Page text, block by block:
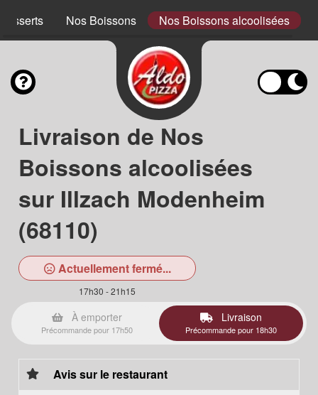
Nos Boissons Nos Boissons alcoolisées
Livraison de Nos
Boissons alcoolisées
sur Illzach Modenheim
(68110)
Actuellement fermé...
17h30 - 21h15
À emporter
Précommande pour 17h50
Livraison
Précommande pour 18h30
Avis sur le restaurant